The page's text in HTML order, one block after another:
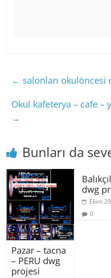
← salonları okulöncesi
Okul kafeterya – cafe –
→
Bunları da
Pazar – tacna
– PERU dwg
projesi
dwg
Ekim
0